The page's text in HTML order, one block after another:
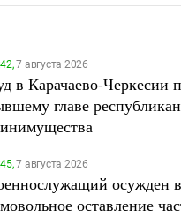
7 августа 2026
в Карачаево-Черкесии
главе
7 августа 2026
осужден
оставление